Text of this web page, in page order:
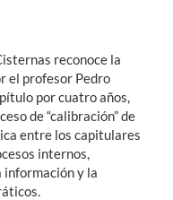
reconoce la
el profesor Pedro
por cuatro años,
de “calibración” de
entre los capitulares
internos,
información y la